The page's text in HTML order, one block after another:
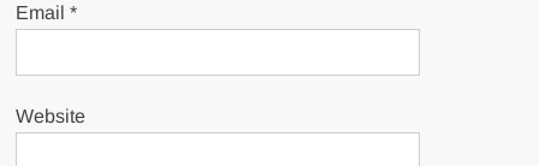
Email*
Website